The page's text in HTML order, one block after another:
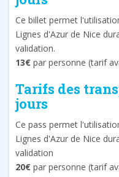
Ce billet permet
Lignes d'Azur de Nice
validation.
13€ par personne (tarif
Tarifs des
jours
Ce pass permet
Lignes d'Azur de Nice
validation
20€ par personne (tarif